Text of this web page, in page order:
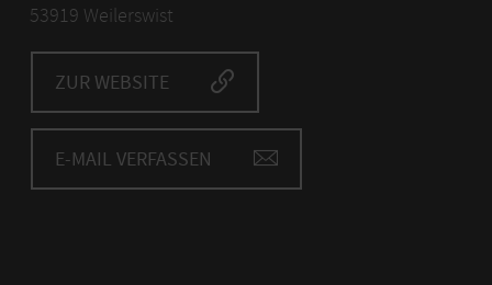
53919 Weilerswist
ZUR WEBSITE
E-MAIL VERFASSEN